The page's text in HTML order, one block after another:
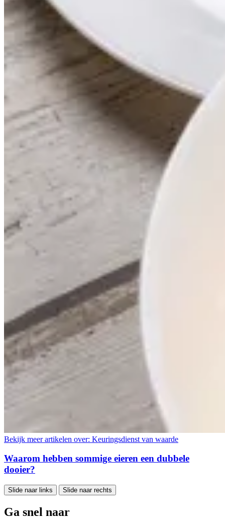
Bekijk meer artikelen over: Keuringsdienst van waarde
Waarom hebben sommige eieren een dubbele
dooier?
Slide naar links Slide naar rechts
Ga snel naar